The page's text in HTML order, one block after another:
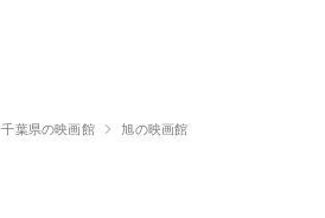
千葉県の映画館 旭の映画館